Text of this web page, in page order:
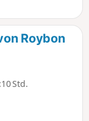
gibt eine Furt
Sie die Strecke
Roybon
Std.